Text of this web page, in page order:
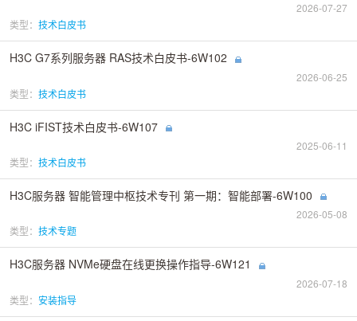
2026-07-27
类型： 技术白皮书
H3C G7系列服务器 RAS技术白皮书-6W102
2026-06-25
类型： 技术白皮书
H3C iFIST技术白皮书-6W107
2025-06-11
类型： 技术白皮书
H3C服务器 智能管理中枢技术专刊 第一期：智能部署-6W100
2026-05-08
类型： 技术专题
H3C服务器 NVMe硬盘在线更换操作指导-6W121
2026-07-18
类型： 安装指导